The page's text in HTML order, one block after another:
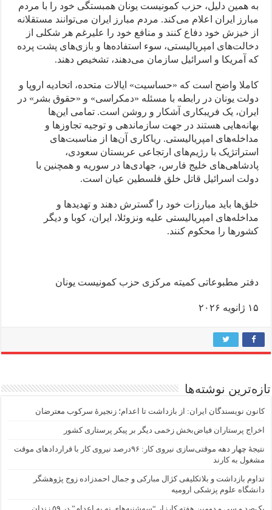
به همین دلیل، حزب کمونیست یونان همبستگی خود را با مردم
مبارز ایران اعلام می‌کند. مردم مبارز ایران می‌توانند مستقلانه
از خیزش خود دفاع کنند و منافع خود را علیرغم هر شکلی از
دخالت‌های امپریالیستی، سوء استفاده‌ها و بازی‌های پشت پرده
که آمریکا و اسرائیل سازمان می‌دهند، تشخیص دهند.
کاملا واضح است که «حساسیت» ایالات متحده، اتحادیه اروپا و
دولت یونان در رابطه با مسئله «دمکراسی» و «حقوق بشر» در
ایران، یک فریبکاری آشکار و روشن است. تمامی این‌ها
بهانه‌هایی هستند در جهت سازماندهی و توجیه تجاوزها و
مداخله‌های امپریالیستی. ریاکاری آن‌ها از مناسبت‌های
استراتژیک با رژیم‌های ارتجاعی عربستان سعودی،
پادشاهی‌های خلیج فارس، جهادی‌ها در سوریه و همچنین با
دولت اسرائیل قاتل خلق فلسطین عیان است.
خلق‌ها باید مبارزات خود را گسترش دهند و تهدید‌ها و
مداخله‌های امپریالیستی علیه ونزوئلا، ایران، کوبا و دیگر
کشورها را محکوم کنند.
دفتر مطبوعاتی کمیته مرکزی حزب کمونیست یونان
۱۵ ژانویه ۲۰۲۶
تازه‌ترین نوشته‌ها
کانون نویسندگان ایران: از بازداشت تا اعدام؛ زنجیرۀ سرکوب معترضان
اخراج پرستاران فیاض‌بخش زخمی دیگر بر پیکر پرستاری کشور
نتیجهٔ چهار دهه موقتی‌سازی نیروی کار: ۹۶درصد نیروی کار با قراردادهای موقت
مشغول به کارند
تداوم بازداشت و بلاتکلیفی کژال مبارکی و جمال احمدزاده زوج پژوهشگر
دانشگاه علوم پزشکی ارومیه